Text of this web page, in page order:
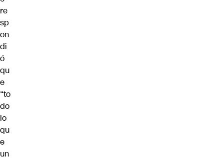
re
sp
on
di
ó
qu
e
“to
do
lo
qu
e
un